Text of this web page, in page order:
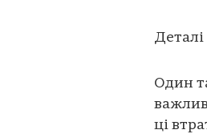
Деталі
Один
ці